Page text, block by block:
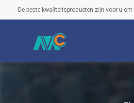
De beste kwaliteitsproducten zijn voor u om